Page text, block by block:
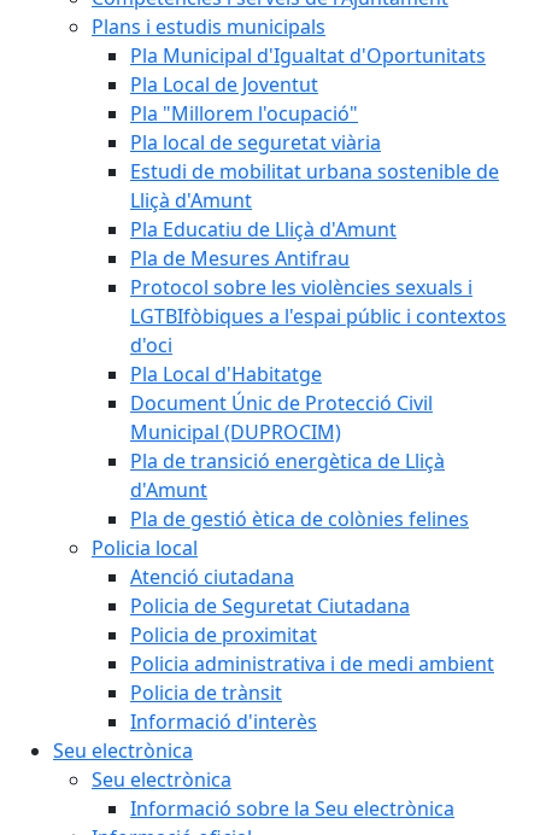
Plans i estudis municipals
Pla Municipal d'Igualtat d'Oportunitats
Pla Local de Joventut
Pla "Millorem l'ocupació"
Pla local de seguretat viària
Estudi de mobilitat urbana sostenible de
Lliçà d'Amunt
Pla Educatiu de Lliçà d'Amunt
Pla de Mesures Antifrau
Protocol sobre les violències sexuals i
LGTBIfòbiques a l'espai públic i contextos
d'oci
Pla Local d'Habitatge
Document Únic de Protecció Civil
Municipal (DUPROCIM)
Pla de transició energètica de Lliçà
d'Amunt
Pla de gestió ètica de colònies felines
Policia local
Atenció ciutadana
Policia de Seguretat Ciutadana
Policia de proximitat
Policia administrativa i de medi ambient
Policia de trànsit
Informació d'interès
Seu electrònica
Seu electrònica
Informació sobre la Seu electrònica